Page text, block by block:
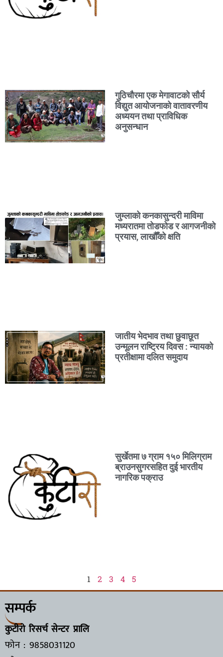
गुठिचौरमा एक मेगावाटको सौर्य
विद्युत आयोजनाको वातावरणीय
अध्ययन तथा प्राविधिक
अनुसन्धान
जुम्लाको कनकासुन्दरी माविमा
मध्यरातमा तोडफोड र आगजनीको
प्रयास, लाखौँको क्षति
जातीय भेदभाव तथा छुवाछूत
उन्मूलन राष्ट्रिय दिवस : न्यायको
प्रतीक्षामा दलित समुदाय
सुर्खेतमा ७ ग्राम १५० मिलिग्राम
ब्राउनसुगरसहित दुई भारतीय
नागरिक पक्राउ
1 2 3 4 5
सम्पर्क
कुटीरो रिसर्च सेन्टर प्रालि
फोन : 9858031120